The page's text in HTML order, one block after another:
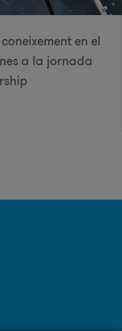
en el
a la jornada